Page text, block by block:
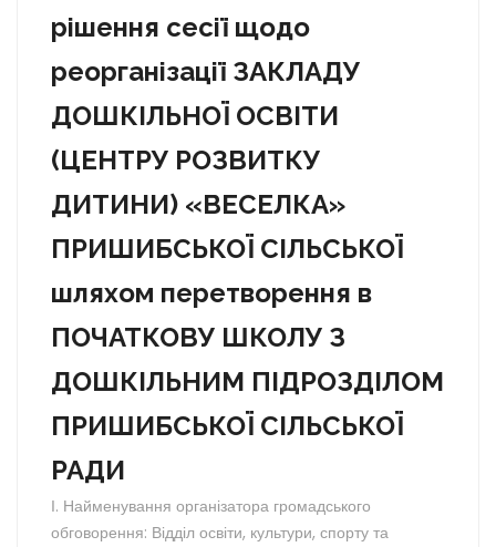
рішення сесії щодо
реорганізації ЗАКЛАДУ
ДОШКІЛЬНОЇ ОСВІТИ
(ЦЕНТРУ РОЗВИТКУ
ДИТИНИ) «ВЕСЕЛКА»
ПРИШИБСЬКОЇ СІЛЬСЬКОЇ
шляхом перетворення в
ПОЧАТКОВУ ШКОЛУ З
ДОШКІЛЬНИМ ПІДРОЗДІЛОМ
ПРИШИБСЬКОЇ СІЛЬСЬКОЇ
РАДИ
І. Найменування організатора громадського
обговорення: Відділ освіти, культури, спорту та